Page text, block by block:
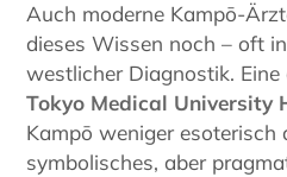
Auch moderne Kampō-
dieses Wissen noch – oft
westlicher Diagnostik. Eine
Tokyo Medical University
Kampō weniger esoterisch
symbolisches, aber